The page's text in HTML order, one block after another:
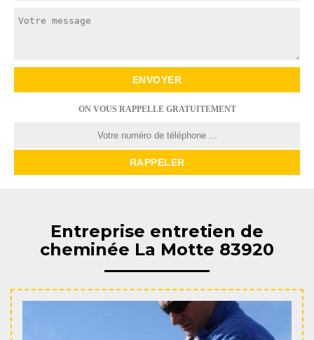
ON VOUS RAPPELLE GRATUITEMENT
Entreprise entretien de
cheminée La Motte 83920